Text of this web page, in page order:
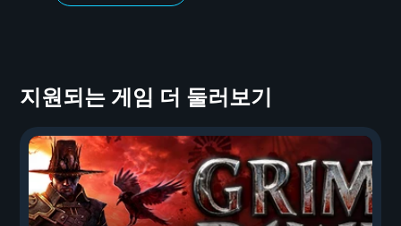
지원되는 게임 더 둘러보기